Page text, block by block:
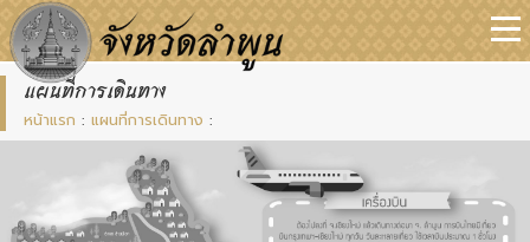
แผนที่การเดินทาง
หน้าแรก : แผนที่การเดินทาง :